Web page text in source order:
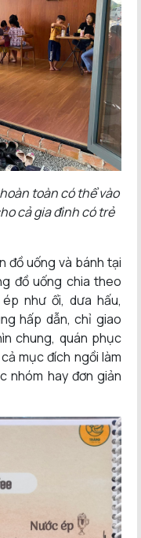
toàn có thể vào
cả gia đình có trẻ
đồ uống và bánh tại
đồ uống chia theo
như ổi, dưa hấu,
hấp dẫn, chỉ giao
chung, quán phục
mục đích ngồi làm
nhóm hay đơn giản